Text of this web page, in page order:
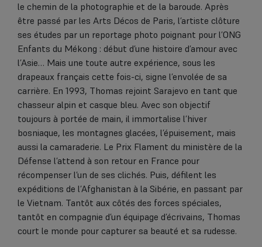
le chemin de la photographie et de la baroude. Après
être passé par les Arts Décos de Paris, l’artiste clôture
ses études par un reportage photo poignant pour l’ONG
Enfants du Mékong : début d’une histoire d’amour avec
l’Asie… Mais une toute autre expérience, sous les
drapeaux français cette fois-ci, signe l’envolée de sa
carrière. En 1993, Thomas rejoint Sarajevo en tant que
chasseur alpin et casque bleu. Avec son objectif
toujours à portée de main, il immortalise l’hiver
bosniaque, les montagnes glacées, l’épuisement, mais
aussi la camaraderie. Le Prix Flament du ministère de la
Défense l’attend à son retour en France pour
récompenser l’un de ses clichés. Puis, défilent les
expéditions de l’Afghanistan à la Sibérie, en passant par
le Vietnam. Tantôt aux côtés des forces spéciales,
tantôt en compagnie d’un équipage d’écrivains, Thomas
court le monde pour capturer sa beauté et sa rudesse.